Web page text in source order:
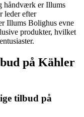
håndværk er Illums
leder efter
Illums Bolighus evne
produkter, hvilket
på Kähler
tilbud på